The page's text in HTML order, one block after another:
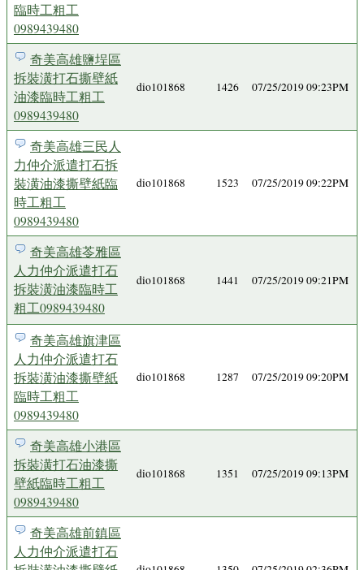
臨時工粗工
0989439480
奇美高雄鹽埕區
拆裝潢打石撕壁紙
油漆臨時工粗工
0989439480
dio101868 1426 07/25/2019 09:23PM
奇美高雄三民人
力仲介派遣打石拆
裝潢油漆撕壁紙臨
時工粗工
0989439480
dio101868 1523 07/25/2019 09:22PM
奇美高雄苓雅區
人力仲介派遣打石
拆裝潢油漆臨時工
粗工0989439480
dio101868 1441 07/25/2019 09:21PM
奇美高雄旗津區
人力仲介派遣打石
拆裝潢油漆撕壁紙
臨時工粗工
0989439480
dio101868 1287 07/25/2019 09:20PM
奇美高雄小港區
拆裝潢打石油漆撕
壁紙臨時工粗工
0989439480
dio101868 1351 07/25/2019 09:13PM
奇美高雄前鎮區
人力仲介派遣打石